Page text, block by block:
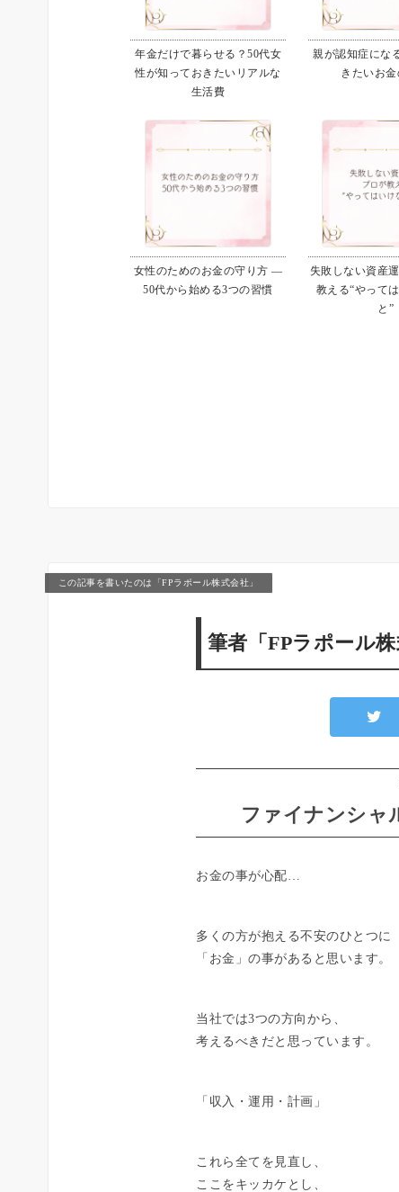
年金だけで暮らせる？50代女
性が知っておきたいリアルな
生活費
親が認知症にな
きたいお
女性のためのお金の守り方 ―
50代から始める3つの習慣
失敗しない資産
教える“やって
と”
この記事を書いたのは「FPラポール株式会社」
筆者「FPラポール
ファイナンシャ
お金の事が心配…
多くの方が抱える不安のひとつに
「お金」の事があると思います。
当社では3つの方向から、
考えるべきだと思っています。
「収入・運用・計画」
これら全てを見直し、
ここをキッカケとし、